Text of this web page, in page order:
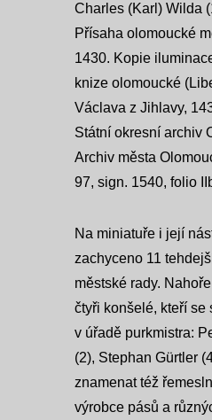
Charles (Karl) Wilda
Přísaha olomoucké
1430. Kopie
knize olomoucké
Václava z Jihlavy,
Státní okresní archiv
Archiv města
97, sign. 1540, folio
Na miniatuře i její
zachyceno 11
městské rady.
čtyři konšelé, kteří se
v úřadě purkmistra:
(2), Stephan Gürtler
znamenat též
výrobce pásů a